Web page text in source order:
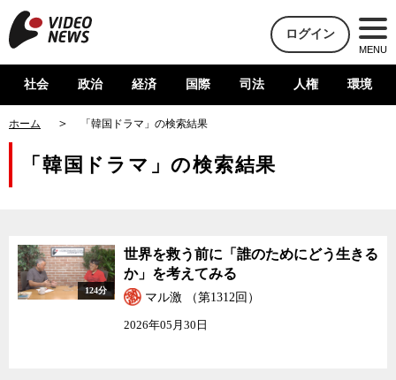
ログイン
MENU
社会 政治 経済 国際 司法 人権 環境
ホーム 「韓国ドラマ」の検索結果
「韓国ドラマ」の検索結果
124分
世界を救う前に「誰のためにどう生きる
か」を考えてみる
マル激 （第1312回）
2026年05月30日